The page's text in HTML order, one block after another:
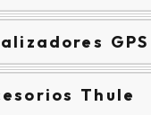
GPS
Thule